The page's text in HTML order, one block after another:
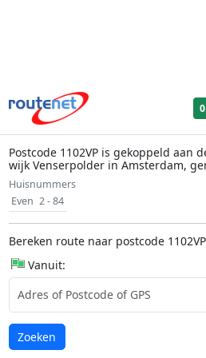
Postcode 1102VP is gekoppeld aan
wijk Venserpolder in Amsterdam,
Huisnummers
Even 2 - 84
Bereken route naar postcode 1102VP
Vanuit:
Laden...
Zoeken